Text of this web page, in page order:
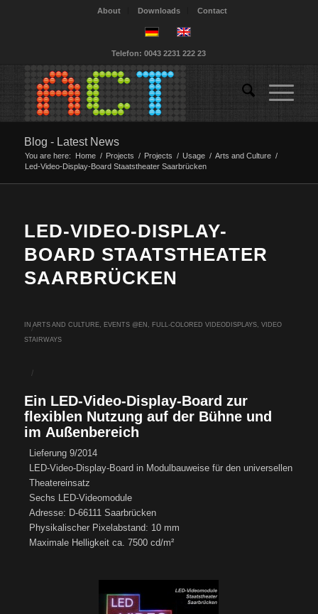
About Downloads Contact
Telefon: 0043 2231 222 23
Blog - Latest News
You are here: Home / Projects / Projects / Usage / Arts and Culture /
Led-Video-Display-Board Staatstheater Saarbrücken
LED-VIDEO-DISPLAY-
BOARD STAATSTHEATER
SAARBRÜCKEN
/
IN ARTS AND CULTURE, EVENTS @EN , FULL-COLORED VIDEODISPLAYS, VIDEO
STAIRWAYS
/
Ein LED-Video-Display-Board zur
flexiblen Nutzung auf der Bühne und
im Außenbereich
Lieferung 9/2014
LED-Video-Display-Board in Modulbauweise für den universellen
Theatereinsatz
Sechs LED-Videomodule
Adresse: D-66111 Saarbrücken
Physikalischer Pixelabstand: 10 mm
Maximale Helligkeit ca. 7500 cd/m²